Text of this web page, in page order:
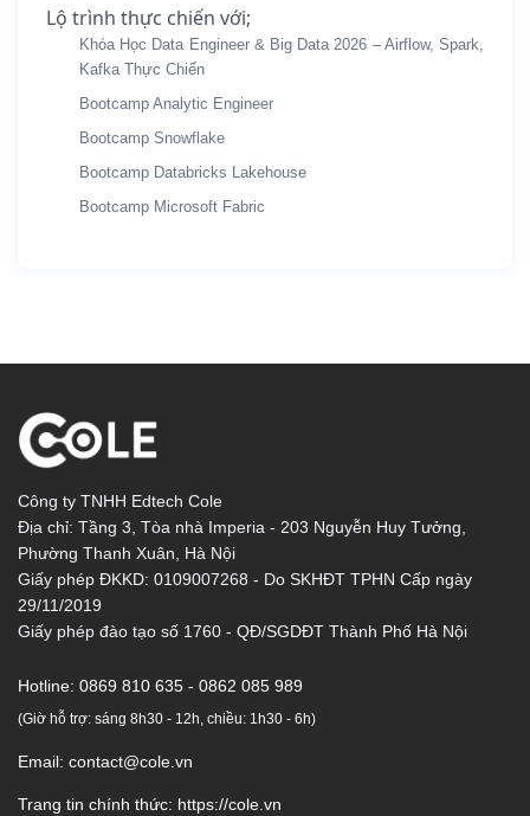
Lộ trình thực chiến với;
Khóa Học Data Engineer & Big Data 2026 – Airflow, Spark,
Kafka Thực Chiến
Bootcamp Analytic Engineer
Bootcamp Snowflake
Bootcamp Databricks Lakehouse
Bootcamp Microsoft Fabric
Công ty TNHH Edtech Cole
Địa chỉ: Tầng 3, Tòa nhà Imperia - 203 Nguyễn Huy Tưởng,
Phường Thanh Xuân, Hà Nội
Giấy phép ĐKKD: 0109007268 - Do SKHĐT TPHN Cấp ngày
29/11/2019
Giấy phép đào tạo số 1760 - QĐ/SGDĐT Thành Phố Hà Nội
Hotline: 0869 810 635 - 0862 085 989
(Giờ hỗ trợ: sáng 8h30 - 12h, chiều: 1h30 - 6h)
Email: contact@cole.vn
Trang tin chính thức: https://cole.vn